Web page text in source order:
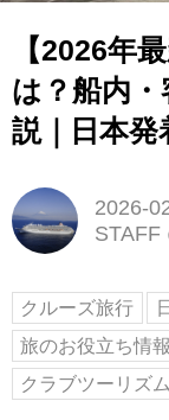
【2026年
は？船内
説｜日本
2026-
STAFF
クルーズ旅行
旅のお役立ち情報
クラブツーリズ